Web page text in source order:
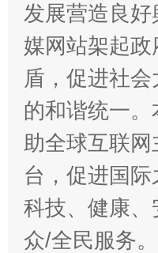
发展营造良
媒网站架起
盾，促进社
的和谐统一
助全球互联
台，促进国
科技、健康
众/全民服务